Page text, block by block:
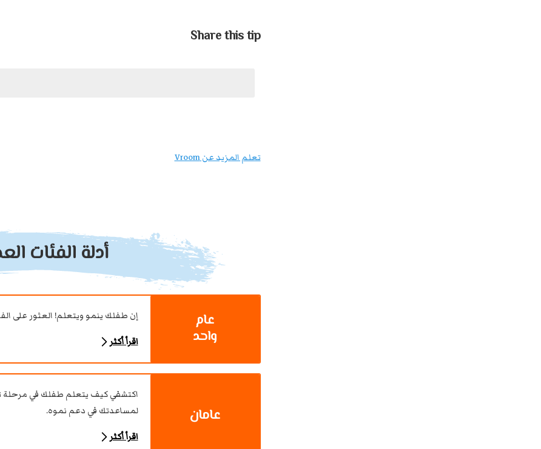
Share this tip
تعلم المزيد عن Vroom
أدلة الفئات
عام
واحد
إن طفلك ينمو ويتعلم! العثور على
اقرأ أكثر
عامان
اكتشفي كيف يتعلم طفلك في مرحلة
لمساعدتك في دعم نموه.
اقرأ أكثر